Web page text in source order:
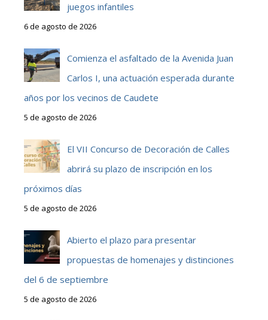
juegos infantiles
6 de agosto de 2026
Comienza el asfaltado de la Avenida Juan
Carlos I, una actuación esperada durante
años por los vecinos de Caudete
5 de agosto de 2026
El VII Concurso de Decoración de Calles
abrirá su plazo de inscripción en los
próximos días
5 de agosto de 2026
Abierto el plazo para presentar
propuestas de homenajes y distinciones
del 6 de septiembre
5 de agosto de 2026